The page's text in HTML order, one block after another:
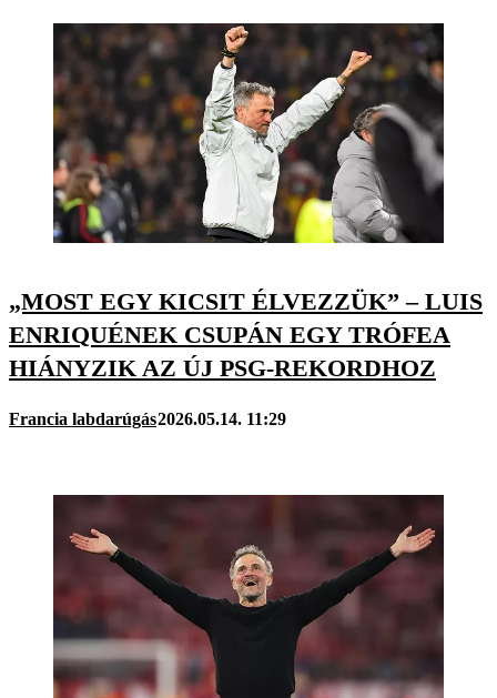
„MOST EGY KICSIT ÉLVEZZÜK” – LUIS
ENRIQUÉNEK CSUPÁN EGY TRÓFEA
HIÁNYZIK AZ ÚJ PSG-REKORDHOZ
Francia labdarúgás2026.05.14. 11:29